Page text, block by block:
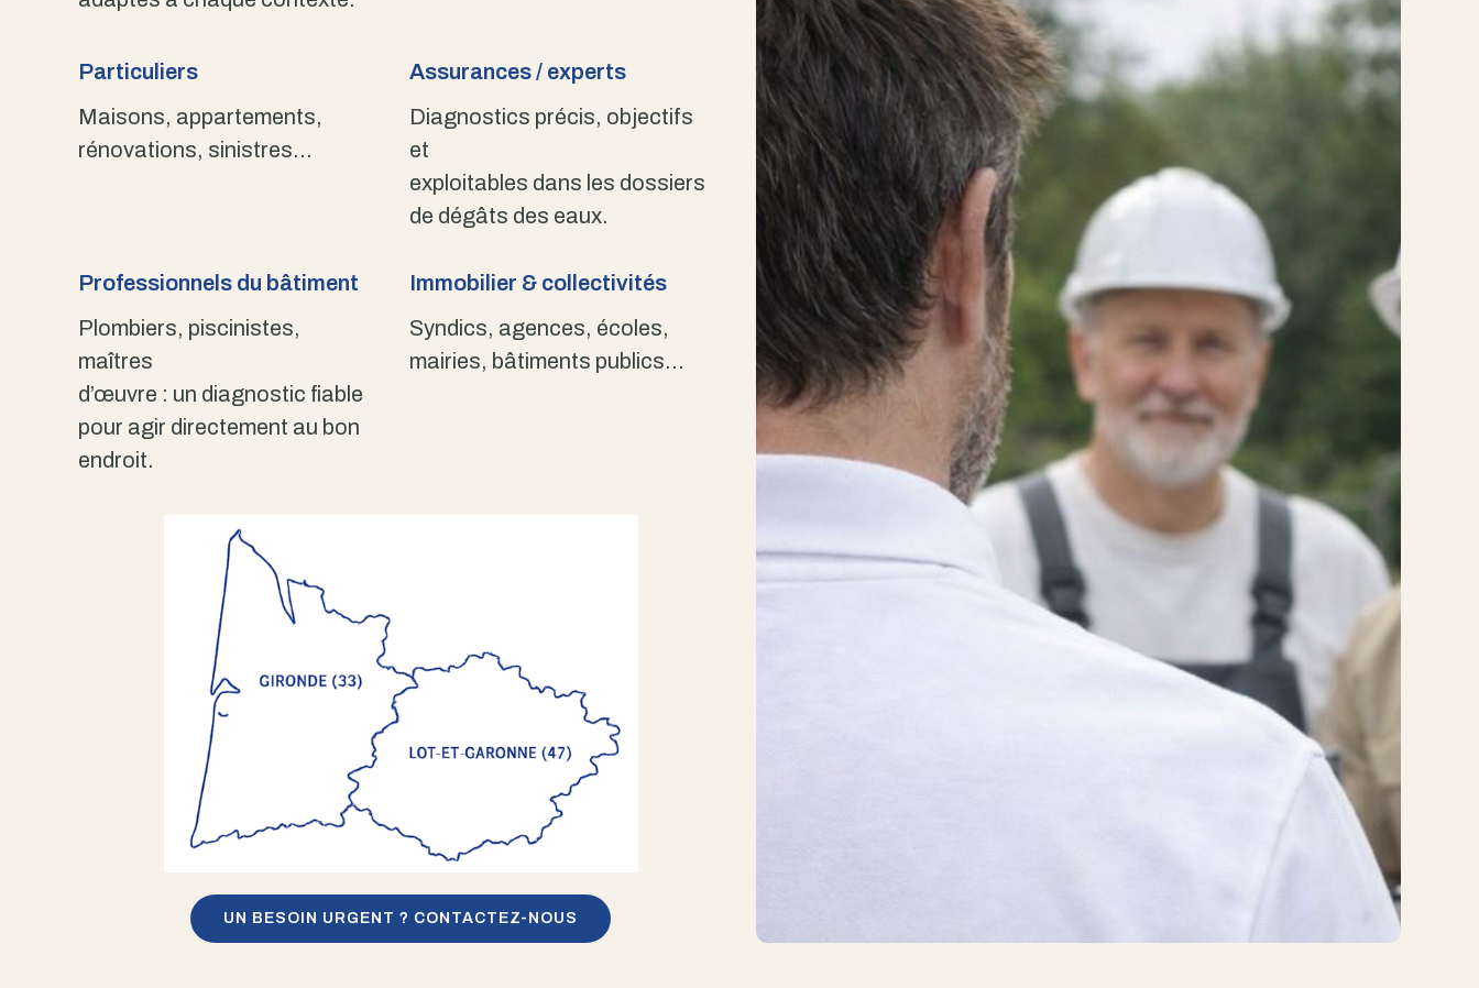
Particuliers
Maisons, appartements,
rénovations, sinistres…
Assurances / experts
Diagnostics précis, objectifs
et
exploitables dans les dossiers
de dégâts des eaux.
Professionnels du bâtiment
Plombiers, piscinistes,
maîtres
d’œuvre : un diagnostic fiable
pour agir directement au bon
endroit.
Immobilier & collectivités
Syndics, agences, écoles,
mairies, bâtiments publics…
UN BESOIN URGENT ? CONTACTEZ-NOUS